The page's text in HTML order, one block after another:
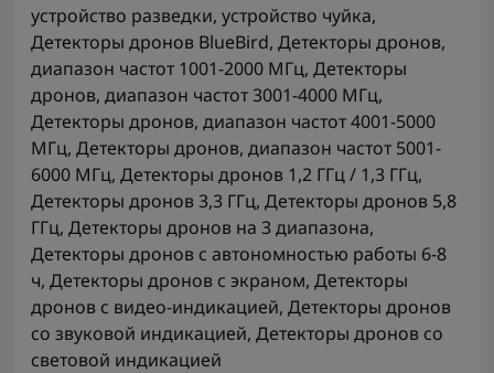
устройство разведки, устройство чуйка,
Детекторы дронов BlueBird, Детекторы дронов,
диапазон частот 1001-2000 МГц, Детекторы
дронов, диапазон частот 3001-4000 МГц,
Детекторы дронов, диапазон частот 4001-5000
МГц, Детекторы дронов, диапазон частот 5001-
6000 МГц, Детекторы дронов 1,2 ГГц / 1,3 ГГц,
Детекторы дронов 3,3 ГГц, Детекторы дронов 5,8
ГГц, Детекторы дронов на 3 диапазона,
Детекторы дронов с автономностью работы 6-8
ч, Детекторы дронов с экраном, Детекторы
дронов с видео-индикацией, Детекторы дронов
со звуковой индикацией, Детекторы дронов со
световой индикацией